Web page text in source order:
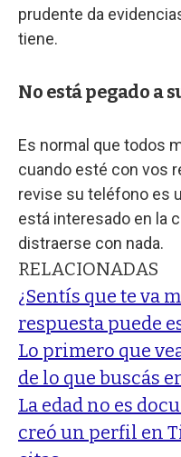
prudente da
tiene.
No está pegado a
Es normal que todos
cuando esté con vos
revise su teléfono es
está interesado en la
distraerse con nada.
RELACIONADAS
¿Sentís que te va
respuesta puede
Lo primero que
de lo que buscás
La edad no es
creó un perfil en